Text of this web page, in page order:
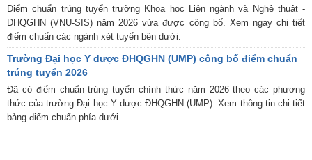
Điểm chuẩn trúng tuyển trường Khoa học Liên ngành và Nghệ thuật -
ĐHQGHN (VNU-SIS) năm 2026 vừa được công bố. Xem ngay chi tiết
điểm chuẩn các ngành xét tuyển bên dưới.
Trường Đại học Y dược ĐHQGHN (UMP) công bố điểm chuẩn
trúng tuyển 2026
Đã có điểm chuẩn trúng tuyển chính thức năm 2026 theo các phương
thức của trường Đại học Y dược ĐHQGHN (UMP). Xem thông tin chi tiết
bảng điểm chuẩn phía dưới.